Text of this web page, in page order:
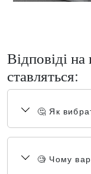
Відповіді
ставляться:
🤔 Як
🧐 Чому